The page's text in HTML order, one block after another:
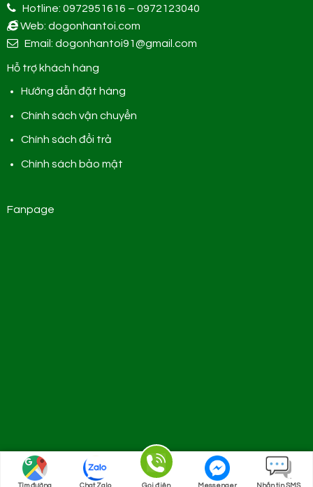
Hotline: 0972951616 – 0972123040
Web: dogonhantoi.com
Email: dogonhantoi91@gmail.com
Hỗ trợ khách hàng
Hướng dẫn đặt hàng
Chính sách vận chuyển
Chính sách đổi trả
Chính sách bảo mật
Fanpage
Copyright 2026 ©Đồ gỗ Nhạn Tới
Tìm đường Chat Zalo Gọi điện Messenger Nhắn tin SMS